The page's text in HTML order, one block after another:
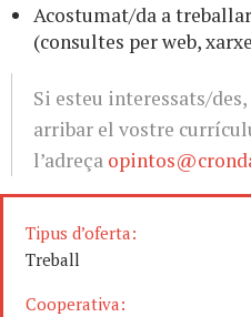
Acostumat/da a
(consultes per web,
Si esteu interessats/
arribar el vostre
l’adreça
Tipus d’oferta:
Treball
Cooperativa: